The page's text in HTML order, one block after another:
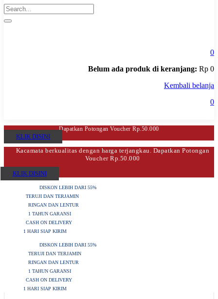
0
Belum ada produk di keranjang: Rp 0
Kembali belanja
0
Dapatkan Potongan Voucher Rp.50.000
KLIK DISINI
Kacamata berkualitas dengan harga terjangkau. Dapatkan Potongan
Voucher Rp.50.000
KLIK DISINI
DISKON LEBIH DARI 55%
TERUJI DAN TERJAMIN
RINGAN DAN LENTUR
1 TAHUN GARANSI
CASH ON DELIVERY
1 HARI SIAP KIRIM
DISKON LEBIH DARI 55%
TERUJI DAN TERJAMIN
RINGAN DAN LENTUR
1 TAHUN GARANSI
CASH ON DELIVERY
1 HARI SIAP KIRIM